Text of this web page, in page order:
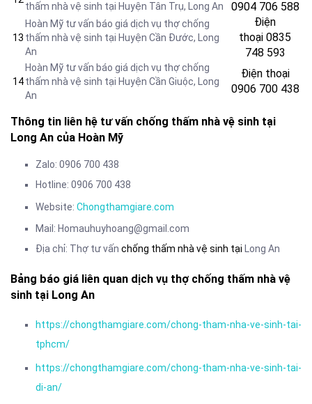
thấm nhà vệ sinh tại Huyện Tân Trụ, Long An 0904 706 588
13
Hoàn Mỹ tư vấn báo giá dịch vụ thợ chống
thấm nhà vệ sinh tại Huyện Cần Đước, Long
An
Điện
thoại 0835
748 593
14
Hoàn Mỹ tư vấn báo giá dịch vụ thợ chống
thấm nhà vệ sinh tại Huyện Cần Giuộc, Long
An
Điện thoại
0906 700 438
Thông tin liên hệ tư vấn chống thấm nhà vệ sinh tại
Long An của Hoàn Mỹ
Zalo: 0906 700 438
Hotline: 0906 700 438
Website: Chongthamgiare.com
Mail: Homauhuyhoang@gmail.com
Địa chỉ: Thợ tư vấn chống thấm nhà vệ sinh tại Long An
Bảng báo giá liên quan dịch vụ thợ chống thấm nhà vệ
sinh tại Long An
https://chongthamgiare.com/chong-tham-nha-ve-sinh-tai-
tphcm/
https://chongthamgiare.com/chong-tham-nha-ve-sinh-tai-
di-an/